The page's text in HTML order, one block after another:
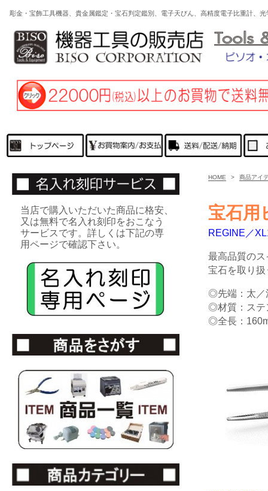
彫金・宝飾工具機器、貴金属鑑定・宝石判定鑑別、電子天びん、高精度電子比重計
HOME > 商品アイ
宝石用
REGINE／
最高品質の
宝石を取り
◎先端：太／
◎材質：ステ
◎全長：
当店で購入いただいた商品に格安、
又は無料で名入れ刻印をおこなう
サービスです。詳しくは下記の専
用ページで確認下さい。